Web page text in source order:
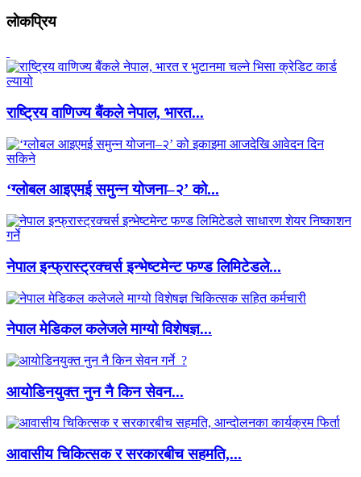
लाेकप्रिय
राष्ट्रिय वाणिज्य बैंकले नेपाल, भारत...
‘ग्लोबल आइएमई समुन्न योजना–२’ को...
नेपाल इन्फ्रास्ट्रक्चर्स इन्भेष्टमेन्ट फण्ड लिमिटेडले...
नेपाल मेडिकल कलेजले माग्यो विशेषज्ञ...
आयोडिनयुक्त नुन नै किन सेवन...
आवासीय चिकित्सक र सरकारबीच सहमति,...